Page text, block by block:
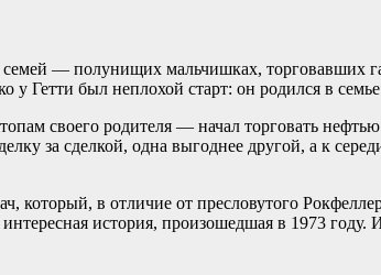
— полунищих мальчишках, торговавших
Гетти был неплохой старт: он родился в
своего родителя — начал торговать
за сделкой, одна выгоднее другой, а к
в отличие от пресловутого
история, произошедшая в 1973 году.